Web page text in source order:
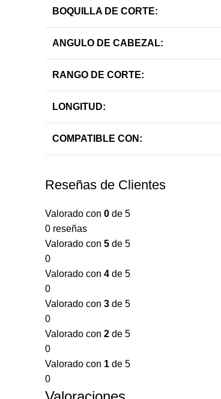
BOQUILLA DE CORTE:
ANGULO DE CABEZAL:
RANGO DE CORTE:
LONGITUD:
COMPATIBLE CON:
Reseñas de Clientes
Valorado con 0 de 5
0 reseñas
Valorado con 5 de 5
0
Valorado con 4 de 5
0
Valorado con 3 de 5
0
Valorado con 2 de 5
0
Valorado con 1 de 5
0